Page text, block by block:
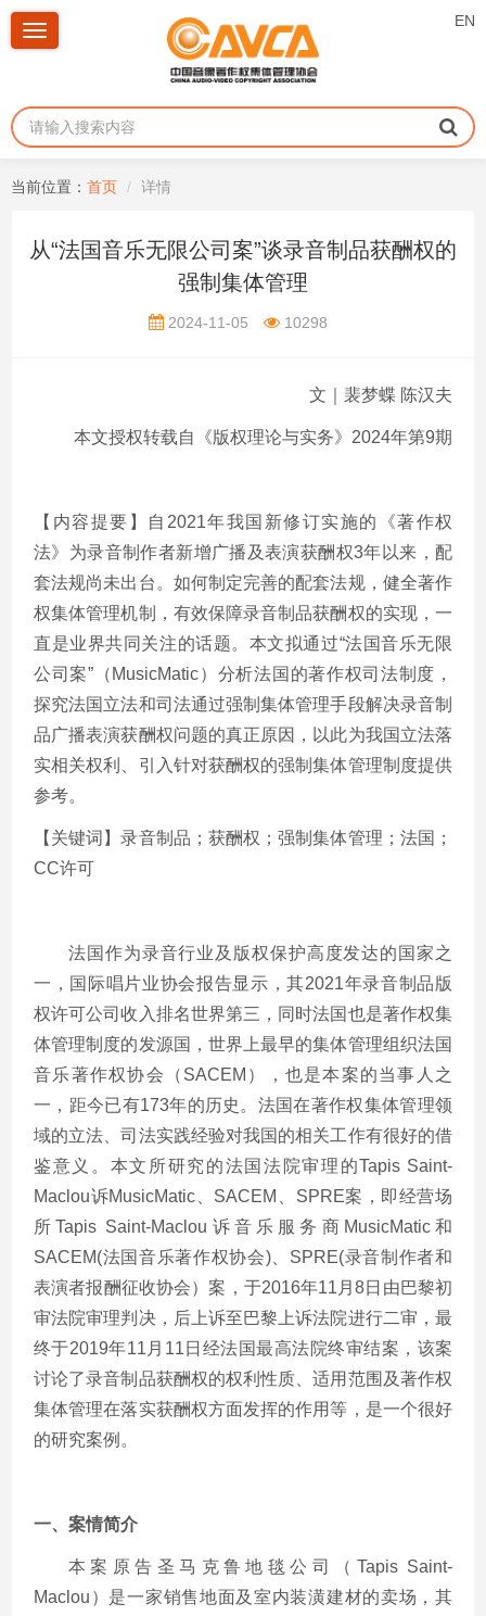
EN
Toggle
当前位置： 首页 详情
从“法国音乐无限公司案”谈录音制品获酬权的
强制集体管理
2024-11-05 10298
文｜裴梦蝶 陈汉夫
本文授权转载自《版权理论与实务》2024年第9期
【内容提要】自2021年我国新修订实施的《著作权
法》为录音制作者新增广播及表演获酬权3年以来，配
套法规尚未出台。如何制定完善的配套法规，健全著作
权集体管理机制，有效保障录音制品获酬权的实现，一
直是业界共同关注的话题。本文拟通过“法国音乐无限
公司案”（MusicMatic）分析法国的著作权司法制度，
探究法国立法和司法通过强制集体管理手段解决录音制
品广播表演获酬权问题的真正原因，以此为我国立法落
实相关权利、引入针对获酬权的强制集体管理制度提供
参考。
【关键词】录音制品；获酬权；强制集体管理；法国；
CC许可
法国作为录音行业及版权保护高度发达的国家之
一，国际唱片业协会报告显示，其2021年录音制品版
权许可公司收入排名世界第三，同时法国也是著作权集
体管理制度的发源国，世界上最早的集体管理组织法国
音乐著作权协会（SACEM），也是本案的当事人之
一，距今已有173年的历史。法国在著作权集体管理领
域的立法、司法实践经验对我国的相关工作有很好的借
鉴意义。本文所研究的法国法院审理的Tapis Saint-
Maclou诉MusicMatic、SACEM、SPRE案，即经营场
所Tapis Saint-Maclou诉音乐服务商MusicMatic和
SACEM(法国音乐著作权协会)、SPRE(录音制作者和
表演者报酬征收协会）案，于2016年11月8日由巴黎初
审法院审理判决，后上诉至巴黎上诉法院进行二审，最
终于2019年11月11日经法国最高法院终审结案，该案
讨论了录音制品获酬权的权利性质、适用范围及著作权
集体管理在落实获酬权方面发挥的作用等，是一个很好
的研究案例。
一、案情简介
本案原告圣马克鲁地毯公司（Tapis Saint-
Maclou）是一家销售地面及室内装潢建材的卖场，其